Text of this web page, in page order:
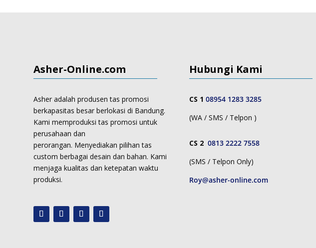
Asher-Online.com
Asher adalah produsen tas promosi
berkapasitas besar berlokasi di Bandung.
Kami memproduksitas promosi untuk
perusahaan dan
perorangan. Menyediakan pilihan tas
custom berbagai desain dan bahan. Kami
menjaga kualitas dan ketepatan waktu
produksi.
Hubungi Kami
CS 1 08954 1283 3285
(WA / SMS / Telpon )
CS 2 0813 2222 7558
(SMS / Telpon Only)
Roy@asher-online.com